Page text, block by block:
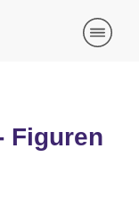
Figuren